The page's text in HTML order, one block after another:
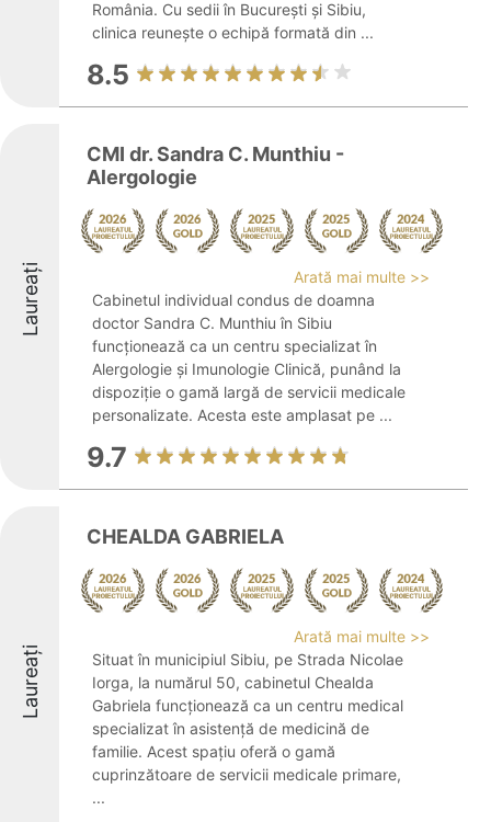
România. Cu sedii în București și Sibiu,
clinica reunește o echipă formată din ...
8.5
Laureați
CMI dr. Sandra C. Munthiu -
Alergologie
Arată mai multe >>
Cabinetul individual condus de doamna
doctor Sandra C. Munthiu în Sibiu
funcționează ca un centru specializat în
Alergologie și Imunologie Clinică, punând la
dispoziție o gamă largă de servicii medicale
personalizate. Acesta este amplasat pe ...
9.7
Laureați
CHEALDA GABRIELA
Arată mai multe >>
Situat în municipiul Sibiu, pe Strada Nicolae
Iorga, la numărul 50, cabinetul Chealda
Gabriela funcționează ca un centru medical
specializat în asistență de medicină de
familie. Acest spațiu oferă o gamă
cuprinzătoare de servicii medicale primare,
...